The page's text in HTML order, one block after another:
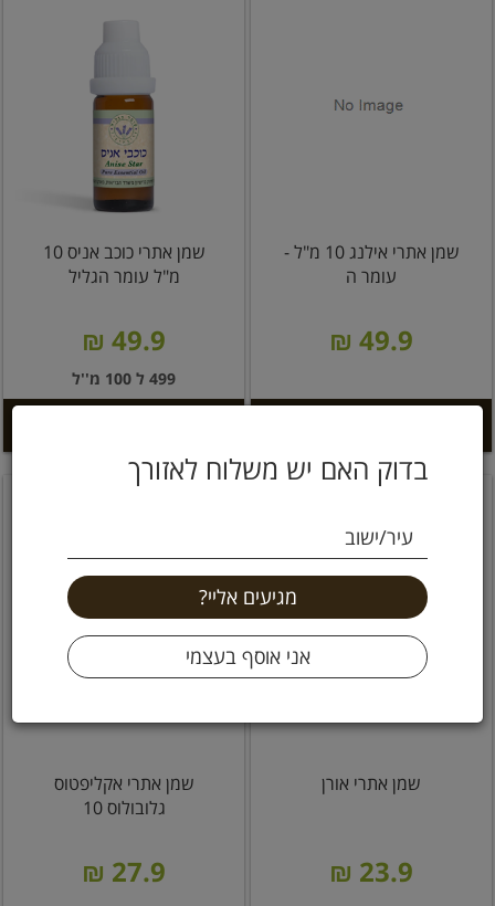
בדוק האם יש משלוח לאזורך
עיר/ישוב
שמן אתרי אילנג 10 מ"ל -
עומר ה
49.9 ₪
שמן אתרי כוכב אניס 10
מ"ל עומר הגליל
49.9 ₪
499 ל 100 מ''ל
שמן אתרי אורן
23.9 ₪
שמן אתרי אקליפטוס
גלובולוס 10
27.9 ₪